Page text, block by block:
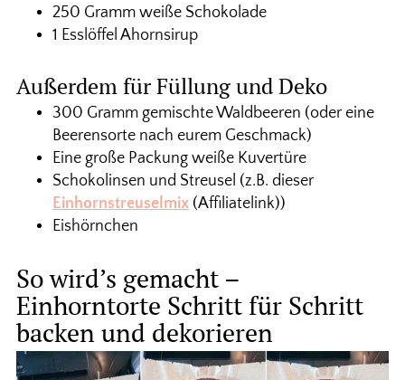
250 Gramm weiße Schokolade
1 Esslöffel Ahornsirup
Außerdem für Füllung und Deko
300 Gramm gemischte Waldbeeren (oder eine
Beerensorte nach eurem Geschmack)
Eine große Packung weiße Kuvertüre
Schokolinsen und Streusel (z.B. dieser
Einhornstreuselmix(Affiliatelink))
Eishörnchen
So wird’s gemacht –
Einhorntorte Schritt für Schritt
backen und dekorieren